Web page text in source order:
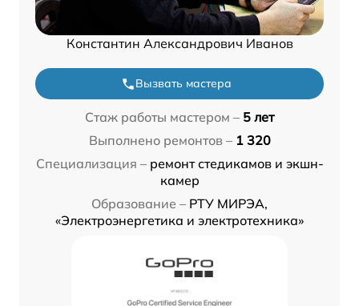
Константин Александрович Иванов
Вызвать мастера
Стаж работы мастером – 5 лет
Выполнено ремонтов – 1 320
Специализация – ремонт стедикамов и экшн-
камер
Образование – РТУ МИРЭА,
«Электроэнергетика и электротехника»